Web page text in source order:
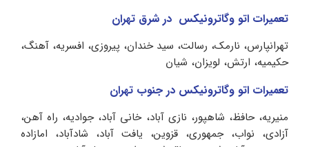
تعمیرات اتو وگاترونیکس در شرق تهران
تهرانپارس، نارمک، رسالت، سید خندان، پیروزی، افسریه، آهنگ،
حکیمیه، ارتش، لویزان، شیان
تعمیرات اتو وگاترونیکس در جنوب تهران
منیریه، حافظ، شاهپور، نازی آباد، خانی آباد، جوادیه، راه آهن،
آزادی، نواب، جمهوری، قزوین، یافت آباد، شادآباد، امازاده